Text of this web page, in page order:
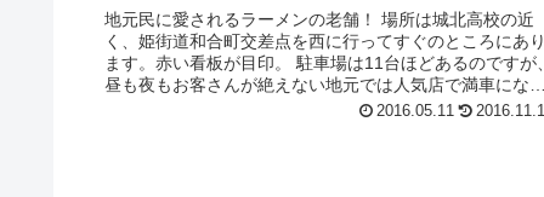
地元民に愛されるラーメンの老舗！ 場所は城北高校の近
く、姫街道和合町交差点を西に行ってすぐのところにあ
ます。赤い看板が目印。 駐車場は11台ほどあるのですが
昼も夜もお客さんが絶えない地元では人気店で満車にな
2016.05.11